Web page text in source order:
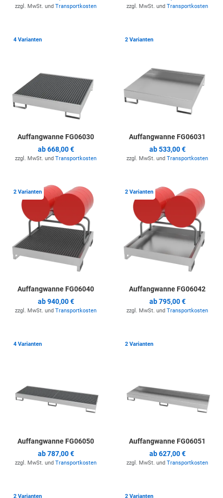
zzgl. MwSt. und Transportkosten zzgl. MwSt. und Transportkosten
4 Varianten Zur Merkliste hinzufügen
Auffangwanne FG06030
ab668,00 €
zzgl. MwSt. und Transportkosten
2 Varianten
Auffangwanne FG06031
ab533,00 €
zzgl. MwSt. und Transportkosten
2 Varianten Zur Merkliste hinzufügen
Auffangwanne FG06040
ab940,00 €
zzgl. MwSt. und Transportkosten
2 Varianten
Auffangwanne FG06042
ab795,00 €
zzgl. MwSt. und Transportkosten
4 Varianten Zur Merkliste hinzufügen
Auffangwanne FG06050
ab787,00 €
zzgl. MwSt. und Transportkosten
2 Varianten
Auffangwanne FG06051
ab627,00 €
zzgl. MwSt. und Transportkosten
2 Varianten Zur Merkliste hinzufügen
2 Varianten